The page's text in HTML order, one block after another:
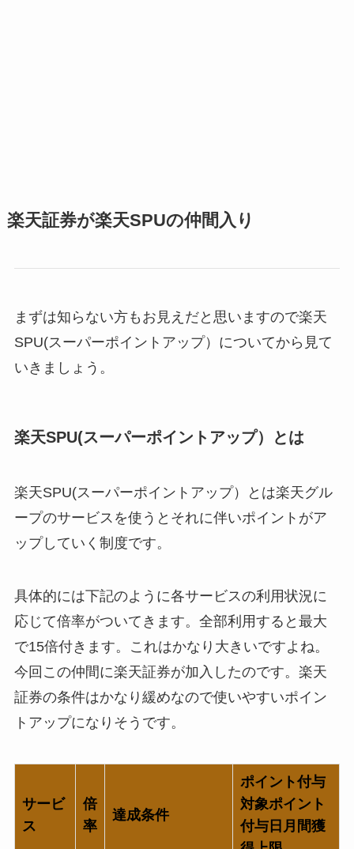
楽天証券が楽天SPUの仲間入り
まずは知らない方もお見えだと思いますので楽天
SPU(スーパーポイントアップ）についてから見て
いきましょう。
楽天SPU(スーパーポイントアップ）とは
楽天SPU(スーパーポイントアップ）とは楽天グル
ープのサービスを使うとそれに伴いポイントがア
ップしていく制度です。
具体的には下記のように各サービスの利用状況に
応じて倍率がついてきます。全部利用すると最大
で15倍付きます。これはかなり大きいですよね。
今回この仲間に楽天証券が加入したのです。楽天
証券の条件はかなり緩めなので使いやすいポイン
トアップになりそうです。
サービ
ス
倍
率
達成条件
ポイント付与
対象ポイント
付与日 月間獲